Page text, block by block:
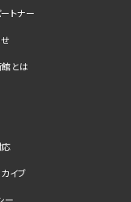
トナー
とは
イブ